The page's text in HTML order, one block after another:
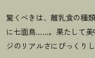
驚くべきは、離乳食の種
に七面鳥……。果たして美
ジのリアルさにびっくりし